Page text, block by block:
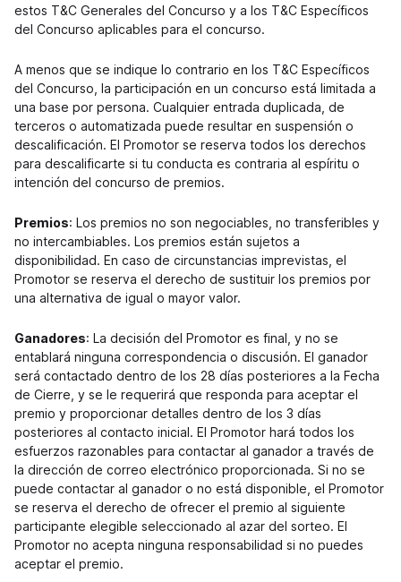
estos T&C Generales del Concurso y a los T&C Específicos
del Concurso aplicables para el concurso.
A menos que se indique lo contrario en los T&C Específicos
del Concurso, la participación en un concurso está limitada a
una base por persona. Cualquier entrada duplicada, de
terceros o automatizada puede resultar en suspensión o
descalificación. El Promotor se reserva todos los derechos
para descalificarte si tu conducta es contraria al espíritu o
intención del concurso de premios.
Premios: Los premios no son negociables, no transferibles y
no intercambiables. Los premios están sujetos a
disponibilidad. En caso de circunstancias imprevistas, el
Promotor se reserva el derecho de sustituir los premios por
una alternativa de igual o mayor valor.
Ganadores: La decisión del Promotor es final, y no se
entablará ninguna correspondencia o discusión. El ganador
será contactado dentro de los 28 días posteriores a la Fecha
de Cierre, y se le requerirá que responda para aceptar el
premio y proporcionar detalles dentro de los 3 días
posteriores al contacto inicial. El Promotor hará todos los
esfuerzos razonables para contactar al ganador a través de
la dirección de correo electrónico proporcionada. Si no se
puede contactar al ganador o no está disponible, el Promotor
se reserva el derecho de ofrecer el premio al siguiente
participante elegible seleccionado al azar del sorteo. El
Promotor no acepta ninguna responsabilidad si no puedes
aceptar el premio.